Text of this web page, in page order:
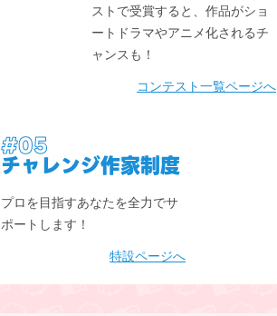
ストで受賞すると、作品がショ
ートドラマやアニメ化されるチ
ャンスも！
コンテスト一覧ページへ
#05
チャレンジ作家制度
プロを目指すあなたを全力でサ
ポートします！
特設ページへ